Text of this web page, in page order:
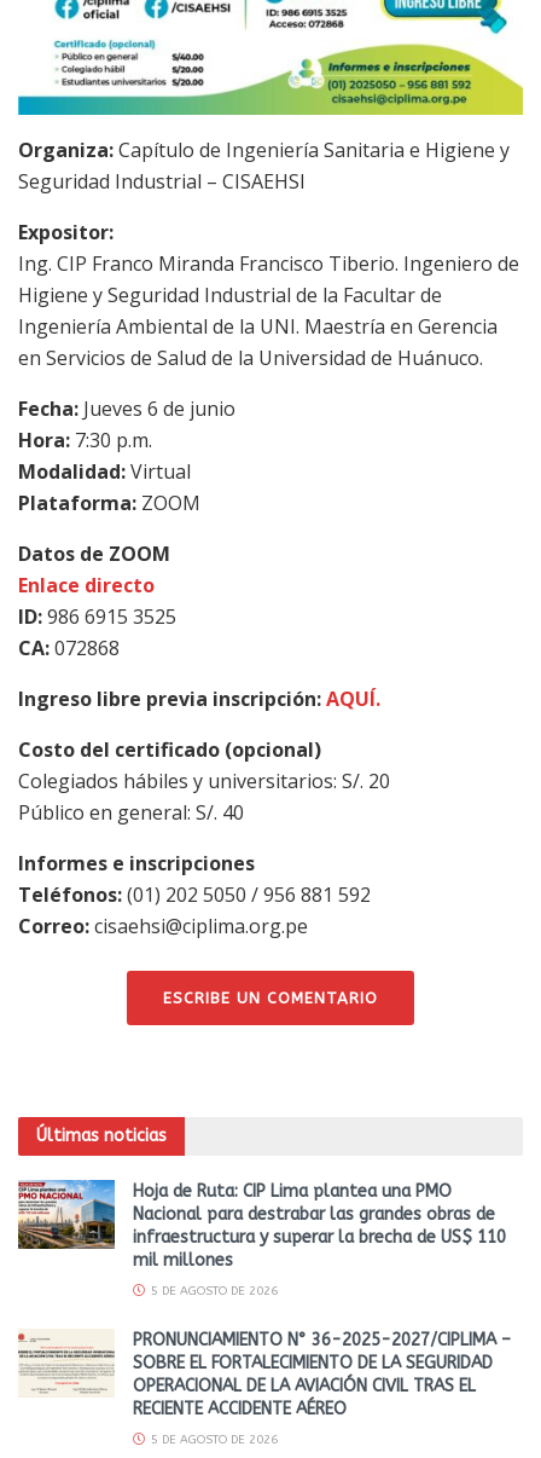
Organiza:Capítulo de Ingeniería Sanitaria e Higiene y
Seguridad Industrial – CISAEHSI
Expositor:
Ing. CIP Franco Miranda Francisco Tiberio. Ingeniero de
Higiene y Seguridad Industrial de la Facultar de
Ingeniería Ambiental de la UNI. Maestría en Gerencia
en Servicios de Salud de la Universidad de Huánuco.
Fecha: Jueves 6 de junio
Hora: 7:30 p.m.
Modalidad:Virtual
Plataforma: ZOOM
Datos de ZOOM
Enlace directo
ID:986 6915 3525
CA:072868
Ingreso libre previa inscripción:AQUÍ.
Costo del certificado (opcional)
Colegiados hábiles y universitarios: S/. 20
Público en general: S/. 40
Informes e inscripciones
Teléfonos:(01) 202 5050 / 956 881 592
Correo:cisaehsi@ciplima.org.pe
ESCRIBE UN COMENTARIO
Últimas noticias
Hoja de Ruta: CIP Lima plantea una PMO
Nacional para destrabar las grandes obras de
infraestructura y superar la brecha de US$ 110
mil millones
5 DE AGOSTO DE 2026
PRONUNCIAMIENTO N° 36-2025-2027/CIPLIMA –
SOBRE EL FORTALECIMIENTO DE LA SEGURIDAD
OPERACIONAL DE LA AVIACIÓN CIVIL TRAS EL
RECIENTE ACCIDENTE AÉREO
5 DE AGOSTO DE 2026